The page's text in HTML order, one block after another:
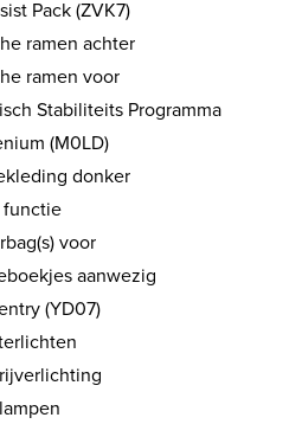
Pack (ZVK7)
ramen achter
ramen voor
Stabiliteits Programma
(M0LD)
donker
voor
aanwezig
(YD07)